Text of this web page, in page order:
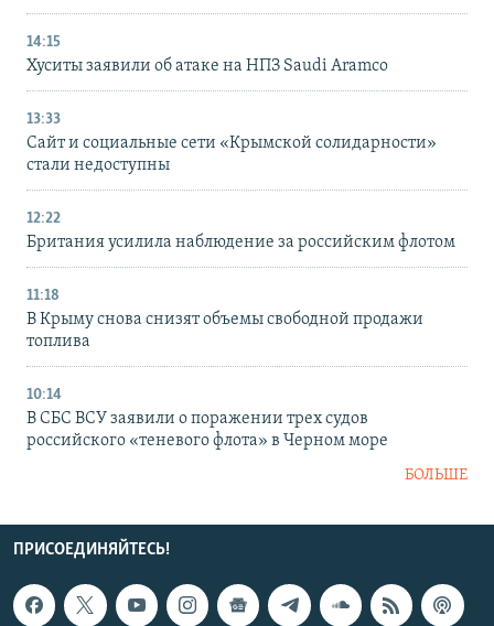
14:15
Хуситы заявили об атаке на НПЗ Saudi Aramco
13:33
Сайт и социальные сети «Крымской солидарности»
стали недоступны
12:22
Британия усилила наблюдение за российским флотом
11:18
В Крыму снова снизят объемы свободной продажи
топлива
10:14
В СБС ВСУ заявили о поражении трех судов
российского «теневого флота» в Черном море
БОЛЬШЕ
ПРИСОЕДИНЯЙТЕСЬ!